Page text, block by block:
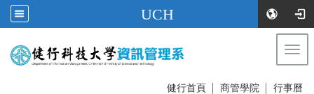
UCH
健行首頁 商管學院 行事曆